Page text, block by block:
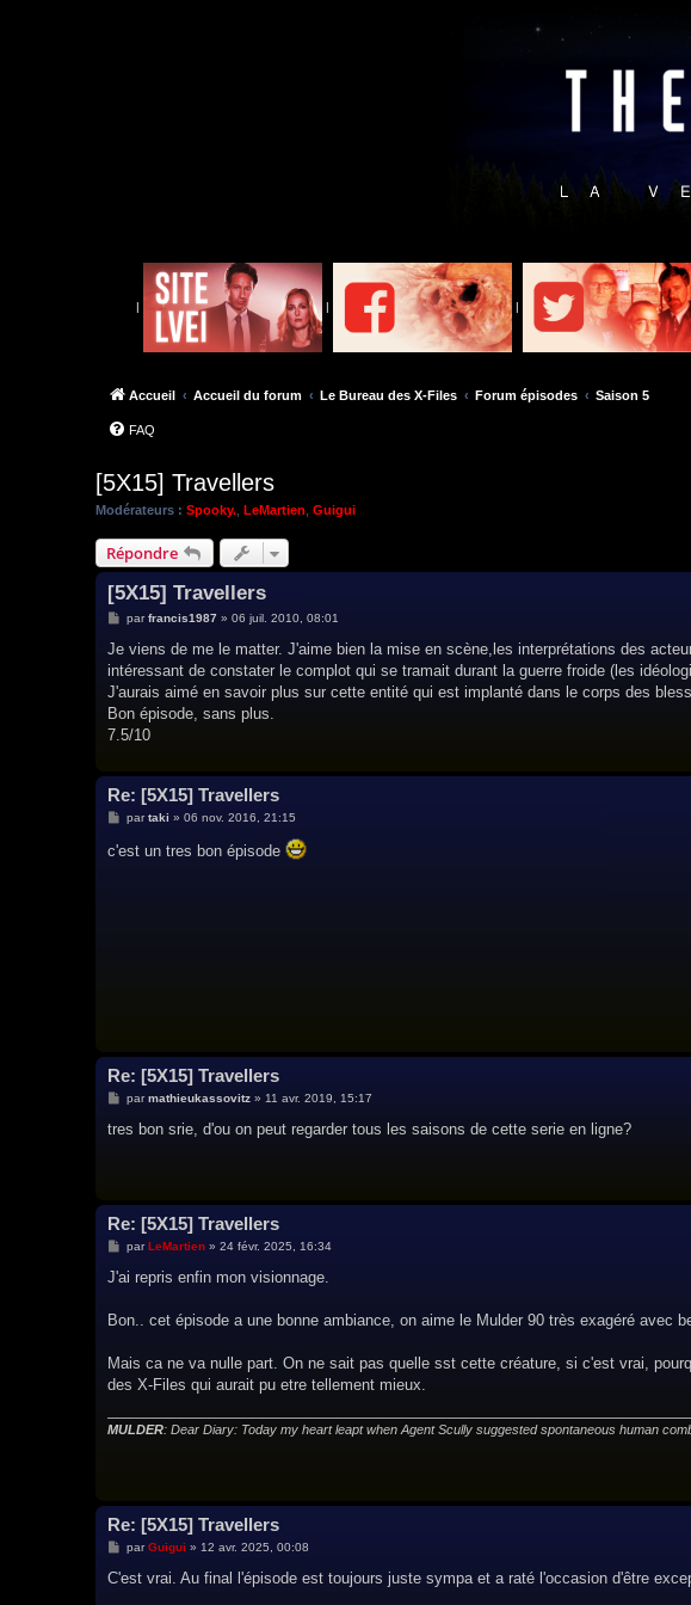
| | |
Accueil Accueil du forum Le Bureau des X-Files Forum épisodes Saison 5
FAQ
[5X15] Travellers
Modérateurs : Spooky. LeMartien Guigui
Répondre
[5X15] Travellers
M
s
a
g
parfrancis1987» 06 juil. 2010, 08:01
Je viens de me le matter. J'aime bien la mise en scène,les interprétations des
intéressant de constater le complot qui se tramait durant la guerre froide (les
J'aurais aimé en savoir plus sur cette entité qui est implanté dans le corps des
Bon épisode, sans plus.
7.5/10
Re: [5X15] Travellers
M
s
partaki » 06 nov. 2016, 21:15
c'est un tres bon épisode
Re: [5X15] Travellers
M
s
parmathieukassovitz» 11 avr. 2019, 15:17
tres bon srie, d'ou on peut regarder tous les saisons de cette serie en ligne?
Re: [5X15] Travellers
M
s
g
parLeMartien» 24 févr. 2025, 16:34
J'ai repris enfin mon visionnage.
Bon.. cet épisode a une bonne ambiance, on aime le Mulder 90 très exagéré avec
Mais ca ne va nulle part. On ne sait pas quelle sst cette créature, si c'est vrai,
des X-Files qui aurait pu etre tellement mieux.
MULDER: Dear Diary: Today my heart leapt when Agent Scully suggested spontaneous human
Re: [5X15] Travellers
M
s
parGuigui » 12 avr. 2025, 00:08
C'est vrai. Au final l'épisode est toujours juste sympa et a raté l'occasion d'être